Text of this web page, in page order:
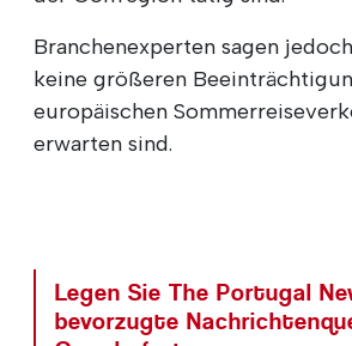
Branchenexperten sagen
keine größeren
europäischen
erwarten sind.
Legen Sie The Portugal
bevorzugte